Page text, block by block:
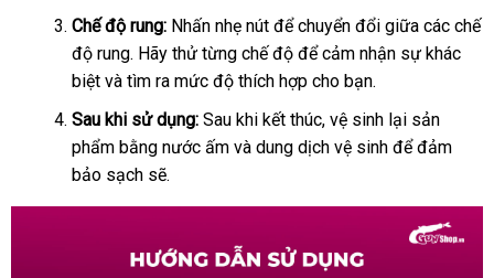
giới
Chế độ rung: Nhấn nhẹ nút Đức
để chuyển đổi giữa nhận
hàng
các chế
độ rungnổi
tiếng
. Hãy thử từng chế độ đặt
hàng
để cảm nhận sự khác
biệt chợ
và tìm ra mức độ thích hợp cho bạn.
Sau khi sử dụng: Sau khi kết thúcphụ
kiện
, vệ sinh lại sản
phẩm bằng nước ấm shop
và dung dịch vệ sinh báo
để đảm
bảo sạch siêu
thị
sẽ.